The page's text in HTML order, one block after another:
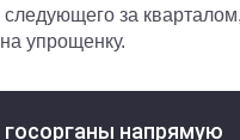
за
упрощенку.
напрямую